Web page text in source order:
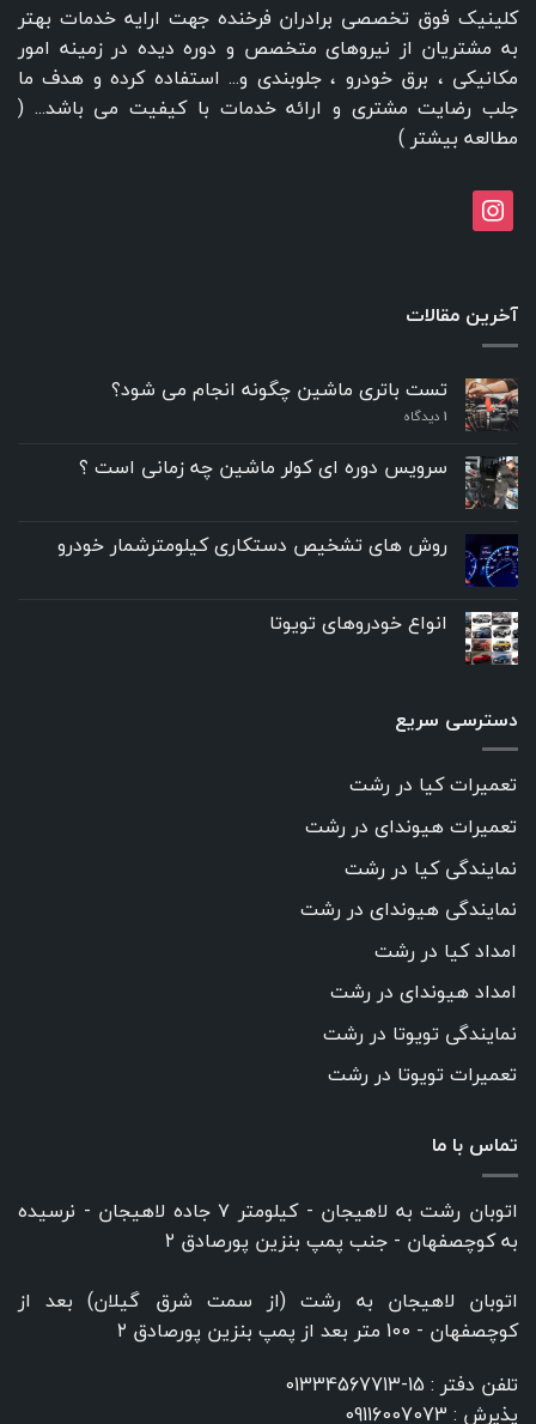
کلینیک فوق تخصصی برادران فرخنده جهت ارایه خدمات بهتر
به مشتریان از نیروهای متخصص و دوره دیده در زمینه امور
مکانیکی ، برق خودرو ، جلوبندی و... استفاده کرده و هدف ما
جلب رضایت مشتری و ارائه خدمات با کیفیت می باشد... (
مطالعه بیشتر )
instagram
آخرین مقالات
تست باتری ماشین چگونه انجام می شود؟
۱ دیدگاه
سرویس دوره ای کولر ماشین چه زمانی است ؟
روش های تشخیص دستکاری کیلومترشمار خودرو
انواع خودروهای تویوتا
دسترسی سریع
تعمیرات کیا در رشت
تعمیرات هیوندای در رشت
نمایندگی کیا در رشت
نمایندگی هیوندای در رشت
امداد کیا در رشت
امداد هیوندای در رشت
نمایندگی تویوتا در رشت
تعمیرات تویوتا در رشت
تماس با ما
اتوبان رشت به لاهیجان - کیلومتر ۷ جاده لاهیجان - نرسیده
به کوچصفهان - جنب پمپ بنزین پورصادق ۲
اتوبان لاهیجان به رشت (از سمت شرق گیلان) بعد از
کوچصفهان - 100 متر بعد از پمپ بنزین پورصادق ۲
تلفن دفتر : 15-01334567713
پذیرش : 09116007073